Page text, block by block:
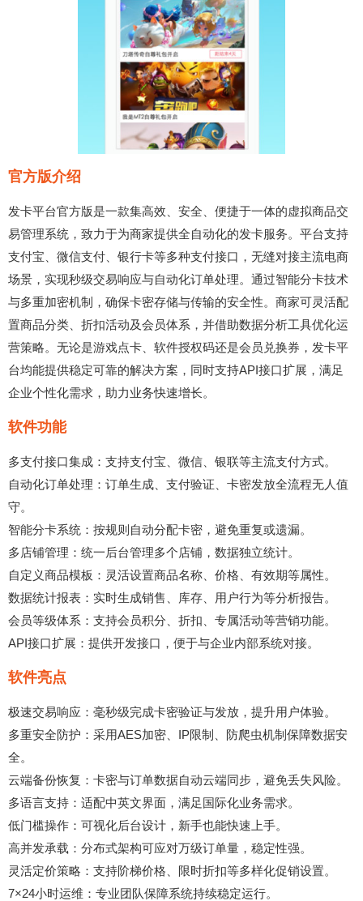
官方版介绍
发卡平台官方版是一款集高效、安全、便捷于一体的虚拟商品交
易管理系统，致力于为商家提供全自动化的发卡服务。平台支持
支付宝、微信支付、银行卡等多种支付接口，无缝对接主流电商
场景，实现秒级交易响应与自动化订单处理。通过智能分卡技术
与多重加密机制，确保卡密存储与传输的安全性。商家可灵活配
置商品分类、折扣活动及会员体系，并借助数据分析工具优化运
营策略。无论是游戏点卡、软件授权码还是会员兑换券，发卡平
台均能提供稳定可靠的解决方案，同时支持API接口扩展，满足
企业个性化需求，助力业务快速增长。
软件功能
多支付接口集成：支持支付宝、微信、银联等主流支付方式。
自动化订单处理：订单生成、支付验证、卡密发放全流程无人值
守。
智能分卡系统：按规则自动分配卡密，避免重复或遗漏。
多店铺管理：统一后台管理多个店铺，数据独立统计。
自定义商品模板：灵活设置商品名称、价格、有效期等属性。
数据统计报表：实时生成销售、库存、用户行为等分析报告。
会员等级体系：支持会员积分、折扣、专属活动等营销功能。
API接口扩展：提供开发接口，便于与企业内部系统对接。
软件亮点
极速交易响应：毫秒级完成卡密验证与发放，提升用户体验。
多重安全防护：采用AES加密、IP限制、防爬虫机制保障数据安
全。
云端备份恢复：卡密与订单数据自动云端同步，避免丢失风险。
多语言支持：适配中英文界面，满足国际化业务需求。
低门槛操作：可视化后台设计，新手也能快速上手。
高并发承载：分布式架构可应对万级订单量，稳定性强。
灵活定价策略：支持阶梯价格、限时折扣等多样化促销设置。
7×24小时运维：专业团队保障系统持续稳定运行。